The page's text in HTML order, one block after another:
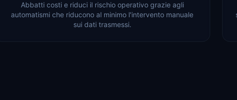
Abbatti costi e riduci il rischio operativo grazie agli
automatismi che riducono al minimo l'intervento manuale
sui dati trasmessi.